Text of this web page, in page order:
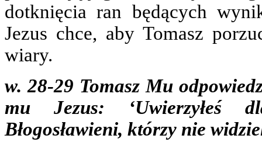
dotknięcia ran będących
Jezus chce, aby Tomasz
wiary.
w. 28-29 Tomasz Mu
mu Jezus: ‘Uwierzyłeś
Błogosławieni, którzy nie